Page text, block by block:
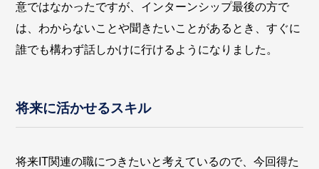
意ではなかったですが、インターンシップ最後の方で
は、わからないことや聞きたいことがあるとき、すぐに
誰でも構わず話しかけに行けるようになりました。
将来に活かせるスキル
将来IT関連の職につきたいと考えているので、今回得た